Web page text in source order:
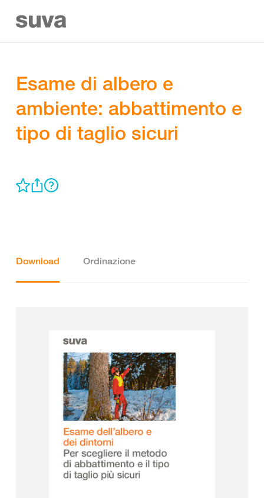
Esame di albero e
ambiente: abbattimento e
tipo di taglio sicuri
Download Ordinazione